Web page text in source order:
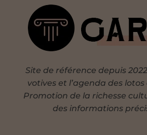
Site de référence depuis
votives et l’agenda des
Promotion de la richesse
des informations